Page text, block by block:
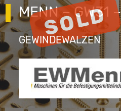
MENN – GW31
GEWINDEWALZEN